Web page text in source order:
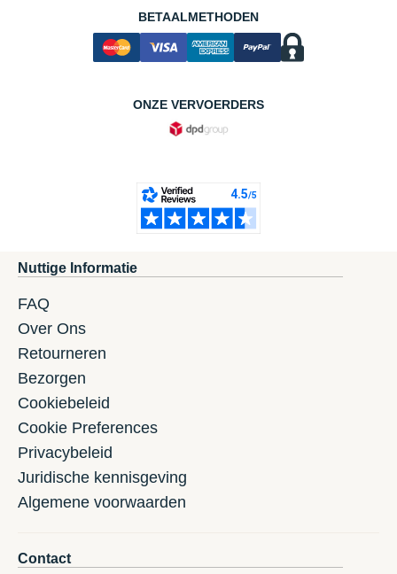
BETAALMETHODEN
ONZE VERVOERDERS
Nuttige Informatie
FAQ
Over Ons
Retourneren
Bezorgen
Cookiebeleid
Cookie Preferences
Privacybeleid
Juridische kennisgeving
Algemene voorwaarden
Contact